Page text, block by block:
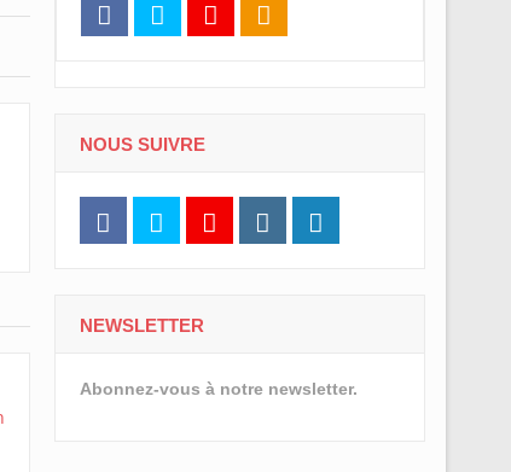
NOUS SUIVRE
NEWSLETTER
Abonnez-vous à notre newsletter.